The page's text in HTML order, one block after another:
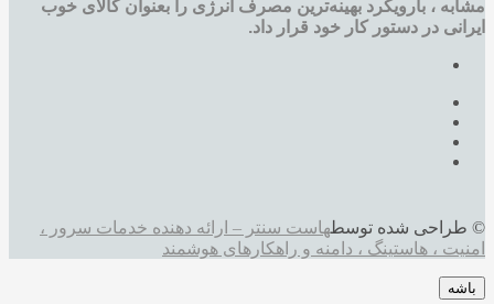
مشابه ، بارویکرد بهینه‌ترین مصرف انرژی را بعنوان کالای خوب
ایرانی در دستور کار خود قرار داد.
© طراحی شده توسطهاست سنتر – ارائه دهنده خدمات سرور ،
امنیت ، هاستینگ ، دامنه و راهکارهای هوشمند
باشه